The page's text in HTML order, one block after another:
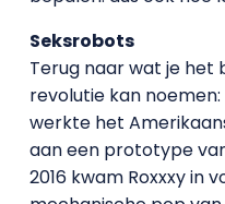
Seksrobots
Terug naar wat je het
revolutie kan noemen:
werkte het
aan een prototype
2016 kwam Roxxxy in